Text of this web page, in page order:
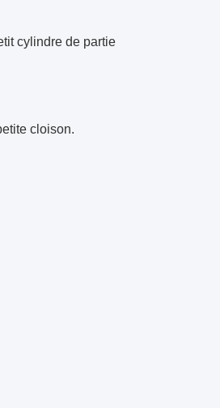
cylindre de partie
cloison.